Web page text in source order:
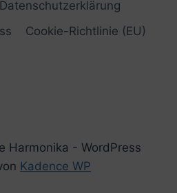
Datenschutzerklärung
Cookie-Richtlinie (EU)
Harmonika - WordPress
Kadence WP